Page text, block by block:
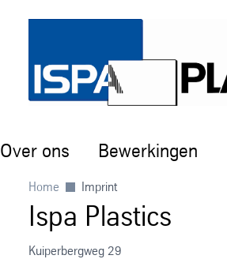
Over ons Bewerkingen
Home Imprint
Ispa Plastics
Kuiperbergweg 29